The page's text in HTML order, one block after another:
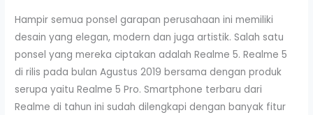
Hampir semua ponsel garapan perusahaan ini memiliki
desain yang elegan, modern dan juga artistik. Salah satu
ponsel yang mereka ciptakan adalah Realme 5. Realme 5
di rilis pada bulan Agustus 2019 bersama dengan produk
serupa yaitu Realme 5 Pro. Smartphone terbaru dari
Realme di tahun ini sudah dilengkapi dengan banyak fitur